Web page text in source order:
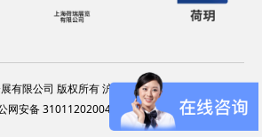
有限公司 版权所有 沪ICP备20012314号-13
网安备 31011202004124号